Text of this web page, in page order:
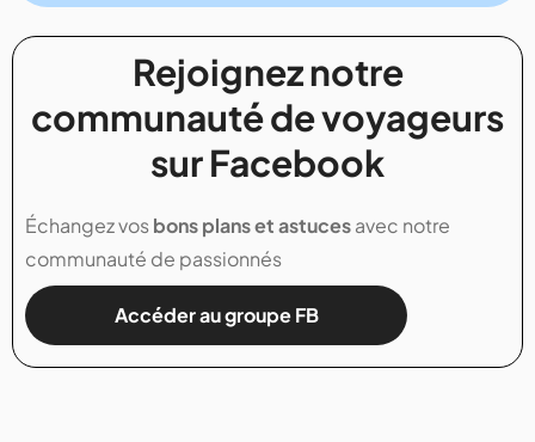
Rejoignez notre
communauté de voyageurs
sur Facebook
Échangez vosbons plans et astucesavec notre
communauté de passionnés
Accéder au groupe FB